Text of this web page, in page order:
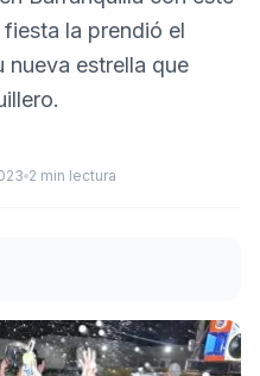
la prendió el
nueva estrella que
2 min lectura